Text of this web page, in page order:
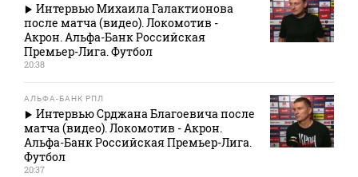
Интервью Михаила Галактионова
после матча (видео). Локомотив -
Акрон. Альфа-Банк Российская
Премьер-Лига. Футбол
20:38
АЛЬФА-БАНК РПЛ
Интервью Срджана Благоевича после
матча (видео). Локомотив - Акрон.
Альфа-Банк Российская Премьер-Лига.
Футбол
20:37